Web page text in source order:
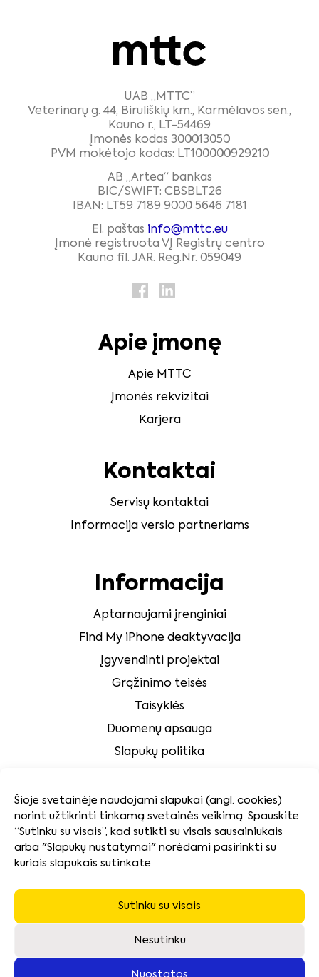
Šioje svetainėje naudojami slapukai (angl. cookies)
norint užtikrinti tinkamą svetainės veikimą. Spauskite
“Sutinku su visais”, kad sutikti su visais sausainiukais
arba "Slapukų nustatymai" norėdami pasirinkti su
kuriais slapukais sutinkate.
Sutinku su visais
Nesutinku
Nuostatos
UAB „MTTC”
Veterinarų g. 44, Biruliškių km., Karmėlavos sen.,
Kauno r., LT-54469
Įmonės kodas 300013050
PVM mokėtojo kodas: LT100000929210
AB „Artea“ bankas
BIC/SWIFT: CBSBLT26
IBAN: LT59 7189 9000 5646 7181
El. paštas info@mttc.eu
Įmonė registruota VĮ Registrų centro
Kauno fil. JAR. Reg.Nr. 059049
Apie įmonę
Apie MTTC
Įmonės rekvizitai
Karjera
Kontaktai
Servisų kontaktai
Informacija verslo partneriams
Informacija
Aptarnaujami įrenginiai
Find My iPhone deaktyvacija
Įgyvendinti projektai
Grąžinimo teisės
Taisyklės
Duomenų apsauga
Slapukų politika
Tvarumas
Kokybės ir aplinkosaugos politika
Naudotų baterijų surinkimas ir pakuočių atliekų
tvarkymas
Neatsiimtos įrangos utilizavimas